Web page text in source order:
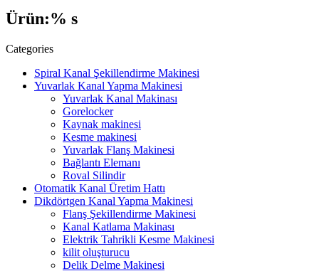
Ürün:% s
Categories
Spiral Kanal Şekillendirme Makinesi
Yuvarlak Kanal Yapma Makinesi
Yuvarlak Kanal Makinası
Gorelocker
Kaynak makinesi
Kesme makinesi
Yuvarlak Flanş Makinesi
Bağlantı Elemanı
Roval Silindir
Otomatik Kanal Üretim Hattı
Dikdörtgen Kanal Yapma Makinesi
Flanş Şekillendirme Makinesi
Kanal Katlama Makinası
Elektrik Tahrikli Kesme Makinesi
kilit oluşturucu
Delik Delme Makinesi